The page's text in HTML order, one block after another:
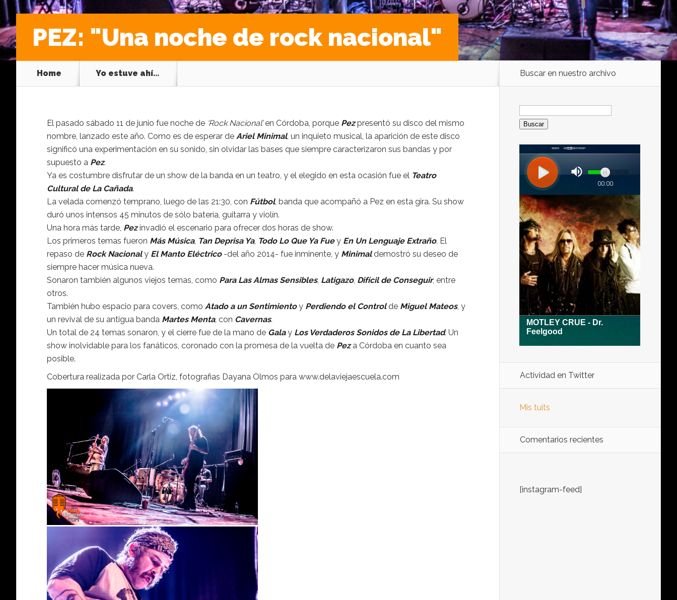
PEZ: "Una noche de rock nacional"
Home Yo estuve ahí...
El pasado sábado 11 de junio fue noche de ‘Rock Nacional’en Córdoba, porque Pez presentó su disco del mismo
nombre, lanzado este año. Como es de esperar de Ariel Minimal, un inquieto musical, la aparición de este disco
significó una experimentación en su sonido, sin olvidar las bases que siempre caracterizaron sus bandas y por
supuesto a Pez.
Ya es costumbre disfrutar de un show de la banda en un teatro, y el elegido en esta ocasión fue el Teatro
Cultural de La Cañada.
La velada comenzó temprano, luego de las 21:30, con Fútbol, banda que acompañó a Pez en esta gira. Su show
duró unos intensos 45 minutos de sólo batería, guitarra y violín.
Una hora más tarde, Pezinvadió el escenario para ofrecer dos horas de show.
Los primeros temas fueron Más Música, Tan Deprisa Ya, Todo Lo Que Ya Fuey En Un Lenguaje Extraño. El
repaso de Rock Nacionaly El Manto Eléctrico-del año 2014- fue inminente, y Minimaldemostró su deseo de
siempre hacer música nueva.
Sonaron también algunos viejos temas, como Para Las Almas Sensibles, Latigazo, Difícil de Conseguir, entre
otros.
También hubo espacio para covers, como Atado a un Sentimientoy Perdiendo el Controlde Miguel Mateos, y
un revival de su antigua banda Martes Menta, con Cavernas.
Un total de 24 temas sonaron, y el cierre fue de la mano de Galay Los Verdaderos Sonidos de La Libertad. Un
show inolvidable para los fanáticos, coronado con la promesa de la vuelta de Peza Córdoba en cuanto sea
posible.
Cobertura realizada por Carla Ortiz, fotografias Dayana Olmos para www.delaviejaescuela.com
Buscar en nuestro archivo
Buscar:
Actividad en Twitter
Mis tuits
Comentarios recientes
[instagram-feed]